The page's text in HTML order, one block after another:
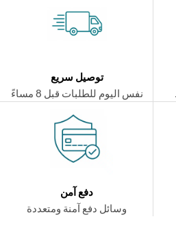
توصيل سريع
نفس اليوم للطلبات قبل 8 مساءً
دفع آمن
وسائل دفع آمنة ومتعددة